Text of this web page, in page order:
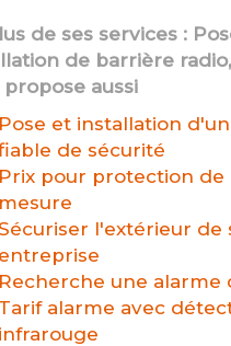
de ses services :
de barrière radio
propose aussi
Pose et installation
de sécurité
Prix pour protection de
mesure
l'extérieur de
entreprise
Recherche une alarme
Tarif alarme avec
infrarouge